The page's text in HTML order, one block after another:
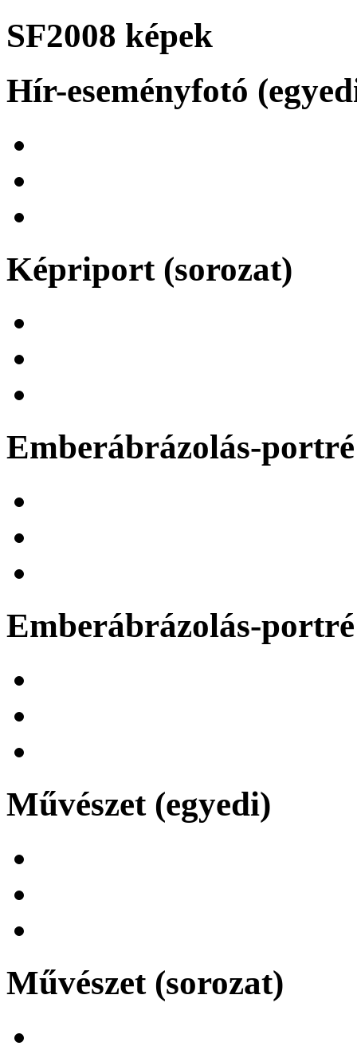
SF2008 képek
Hír-eseményfotó
Képriport (sorozat)
Emberábrázolás-
Emberábrázolás-
Művészet (egyedi)
Művészet (sorozat)